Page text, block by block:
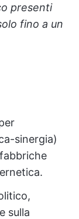
presenti
fino a un
sinergia)
sulla